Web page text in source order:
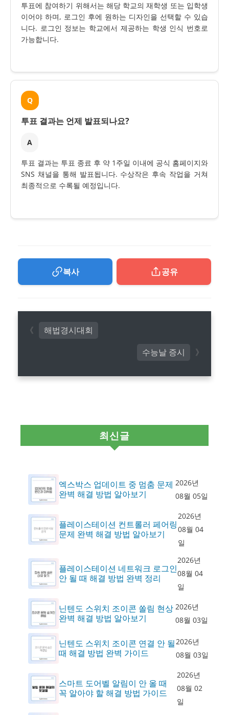
투표에 참여하기 위해서는 해당 학교의 재학생 또는 입학생
이어야 하며, 로그인 후에 원하는 디자인을 선택할 수 있습
니다. 로그인 정보는 학교에서 제공하는 학생 인식 번호로
가능합니다.
Q
투표 결과는 언제 발표되나요?
A
투표 결과는 투표 종료 후 약 1주일 이내에 공식 홈페이지와
SNS 채널을 통해 발표됩니다. 수상작은 후속 작업을 거쳐
최종적으로 수록될 예정입니다.
복사 공유
수능날 증시
해법경시대회
최신글
엑스박스 업데이트 중 멈춤 문제
완벽 해결 방법 알아보기
2026년
08월 05일
플레이스테이션 컨트롤러 페어링
문제 완벽 해결 방법 알아보기
2026년
08월 04
일
플레이스테이션 네트워크 로그인
안 될 때 해결 방법 완벽 정리
2026년
08월 04
일
닌텐도 스위치 조이콘 쏠림 현상
완벽 해결 방법 알아보기
2026년
08월 03일
닌텐도 스위치 조이콘 연결 안 될
때 해결 방법 완벽 가이드
2026년
08월 03일
스마트 도어벨 알림이 안 올 때
꼭 알아야 할 해결 방법 가이드
2026년
08월 02
일